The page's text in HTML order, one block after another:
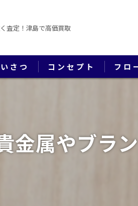
査定！津島で高価買取
さつ コンセプト フロ
金属やブラ